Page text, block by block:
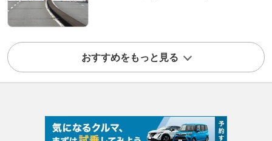
おすすめをもっと見る